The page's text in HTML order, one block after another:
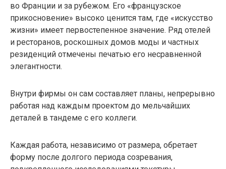
во Франции и за рубежом. Его «французское
прикосновение» высоко ценится там, где «искусство
жизни» имеет первостепенное значение. Ряд отелей
и ресторанов, роскошных домов моды и частных
резиденций отмечены печатью его несравненной
элегантности.
Внутри фирмы он сам составляет планы, непрерывно
работая над каждым проектом до мельчайших
деталей в тандеме с его коллеги.
Каждая работа, независимо от размера, обретает
форму после долгого периода созревания,